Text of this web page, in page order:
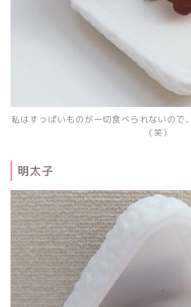
私はすっぱいものが一切食べられないので
（笑）
明太子